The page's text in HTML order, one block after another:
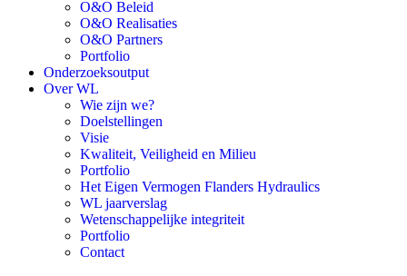
O&O Beleid
O&O Realisaties
O&O Partners
Portfolio
Onderzoeksoutput
Over WL
Wie zijn we?
Doelstellingen
Visie
Kwaliteit, Veiligheid en Milieu
Portfolio
Het Eigen Vermogen Flanders Hydraulics
WL jaarverslag
Wetenschappelijke integriteit
Portfolio
Contact